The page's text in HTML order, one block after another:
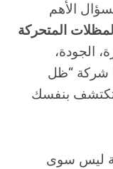
الأهم
المتحركة
الجودة،
شركة “ظل
بنفسك
ليس سوى